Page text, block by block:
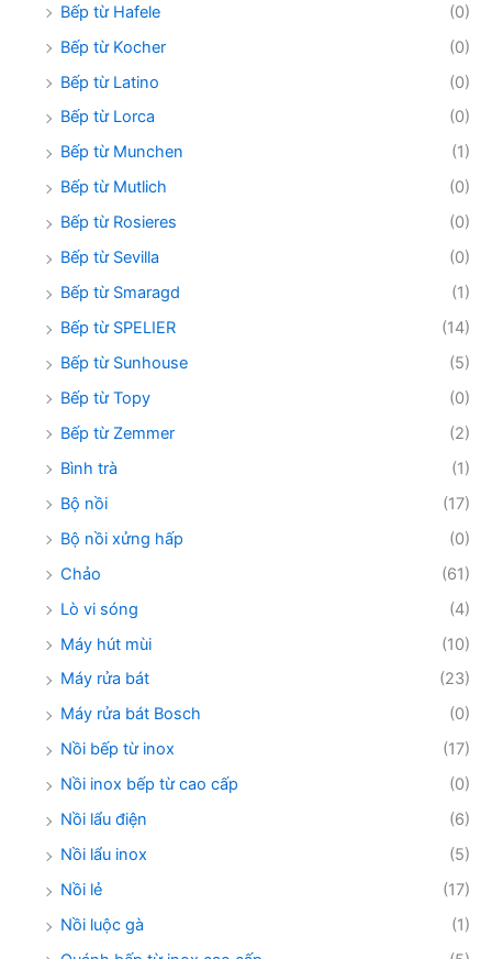
Bếp từ Hafele
(0)
Bếp từ Kocher
(0)
Bếp từ Latino
(0)
Bếp từ Lorca
(0)
Bếp từ Munchen
(1)
Bếp từ Mutlich
(0)
Bếp từ Rosieres
(0)
Bếp từ Sevilla
(0)
Bếp từ Smaragd
(1)
Bếp từ SPELIER
(14)
Bếp từ Sunhouse
(5)
Bếp từ Topy
(0)
Bếp từ Zemmer
(2)
Bình trà
(1)
Bộ nồi
(17)
Bộ nồi xửng hấp
(0)
Chảo
(61)
Lò vi sóng
(4)
Máy hút mùi
(10)
Máy rửa bát
(23)
Máy rửa bát Bosch
(0)
Nồi bếp từ inox
(17)
Nồi inox bếp từ cao cấp
(0)
Nồi lẩu điện
(6)
Nồi lẩu inox
(5)
Nồi lẻ
(17)
Nồi luộc gà
(1)